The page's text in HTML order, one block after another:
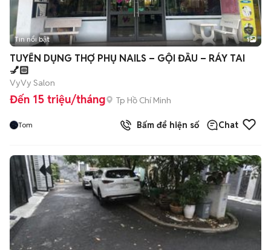
Tin nổi bật 1
TUYỂN DỤNG THỢ PHỤ NAILS – GỘI ĐẦU – RÁY TAI
💅🏻
VyVy Salon
Đến 15 triệu/tháng Tp Hồ Chí Minh
Tom Bấm để hiện số Chat